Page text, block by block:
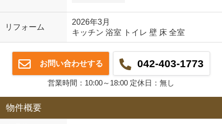
リフォーム
2026年3月
キッチン 浴室 トイレ 壁 床 全室
お問い合わせする 042-403-1773
営業時間：10:00～18:00 定休日：無し
物件概要